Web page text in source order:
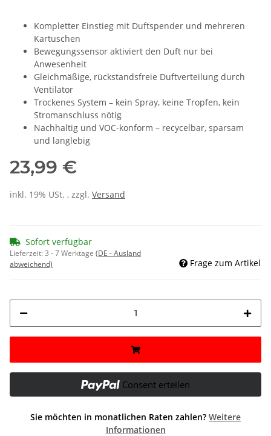
Kompletter Einstieg mit Duftspender und mehreren
Kartuschen
Bewegungssensor aktiviert den Duft nur bei
Anwesenheit
Gleichmäßige, rückstandsfreie Duftverteilung durch
Ventilator
Trockenes System – kein Spray, keine Tropfen, kein
Stromanschluss nötig
Nachhaltig und VOC-konform – recycelbar, sparsam
und langlebig
23,99 €
inkl. 19% USt. , zzgl. Versand
Sofort verfügbar
Lieferzeit:3 - 7 Werktage (DE - Ausland
abweichend)
Frage zum Artikel
Consent erteilen
Sie möchten in monatlichen Raten zahlen? Weitere
Informationen